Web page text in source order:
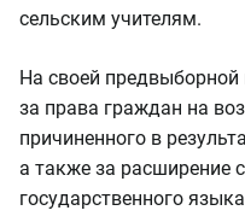
сельским учителям.
На своей
за права граждан на
причиненного в
а также за расширение
государственного